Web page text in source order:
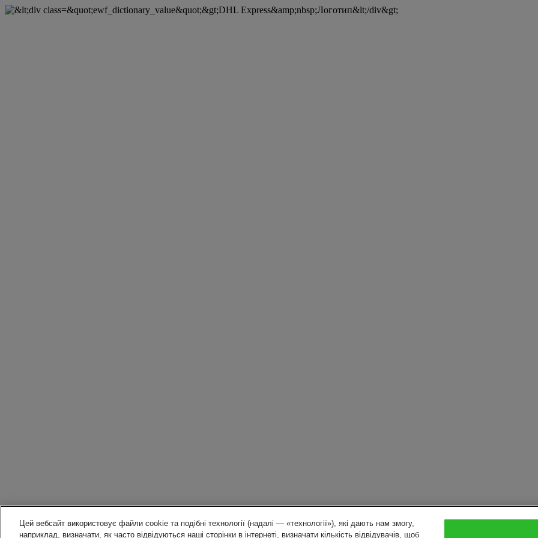
Цей вебсайт використовує файли cookie та подібні технології (надалі — «технології»), які дають нам змогу,
наприклад, визначати, як часто відвідуються наші сторінки в інтернеті, визначати кількість відвідувачів, щоб